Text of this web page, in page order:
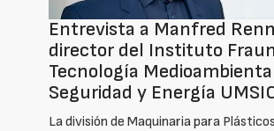
Entrevista a Manfred
director del Instituto
Tecnología
Seguridad y Energía
La división de Maquinaria para